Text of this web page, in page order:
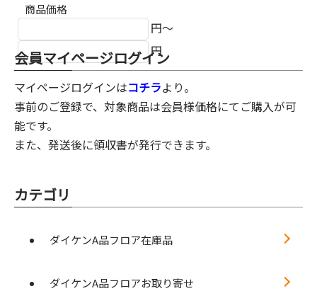
商品価格
円～
円
会員マイページログイン
マイページログインはコチラより。
事前のご登録で、対象商品は会員様価格にてご購入が可
能です。
また、発送後に領収書が発行できます。
カテゴリ
ダイケンA品フロア在庫品
ダイケンA品フロアお取り寄せ